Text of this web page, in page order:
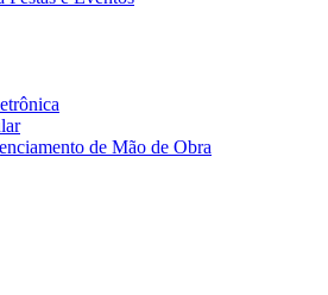
de Mão de Obra